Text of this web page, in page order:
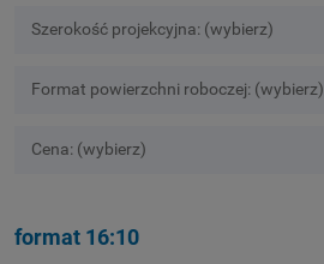
Szerokość projekcyjna: (wybierz)
Format powierzchni roboczej: (wybierz)
Cena: (wybierz)
format 16:10